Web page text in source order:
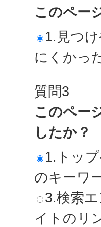
このペー
1.見つ
にくかっ
質問3
このペー
したか？
1.トッ
のキーワ
3.検索
イトのリ